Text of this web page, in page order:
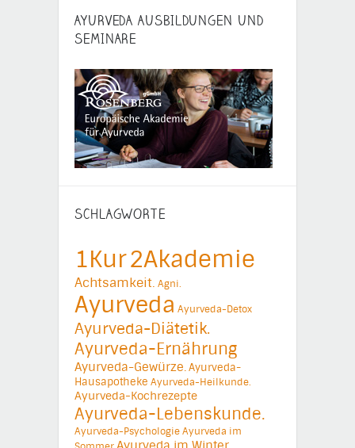
AYURVEDA AUSBILDUNGEN UND
SEMINARE
SCHLAGWORTE
1Kur2Akademie
Achtsamkeit. Agni.
Ayurveda Ayurveda-Detox
Ayurveda-Diätetik.
Ayurveda-Ernährung
Ayurveda-Gewürze.Ayurveda-
Hausapotheke Ayurveda-Heilkunde.
Ayurveda-Kochrezepte
Ayurveda-Lebenskunde.
Ayurveda-PsychologieAyurveda im